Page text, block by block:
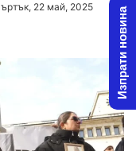
22 май, 2025 Изпрати новина